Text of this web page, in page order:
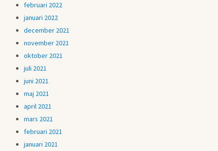
februari 2022
januari 2022
december 2021
november 2021
oktober 2021
juli 2021
juni 2021
maj 2021
april 2021
mars 2021
februari 2021
januari 2021